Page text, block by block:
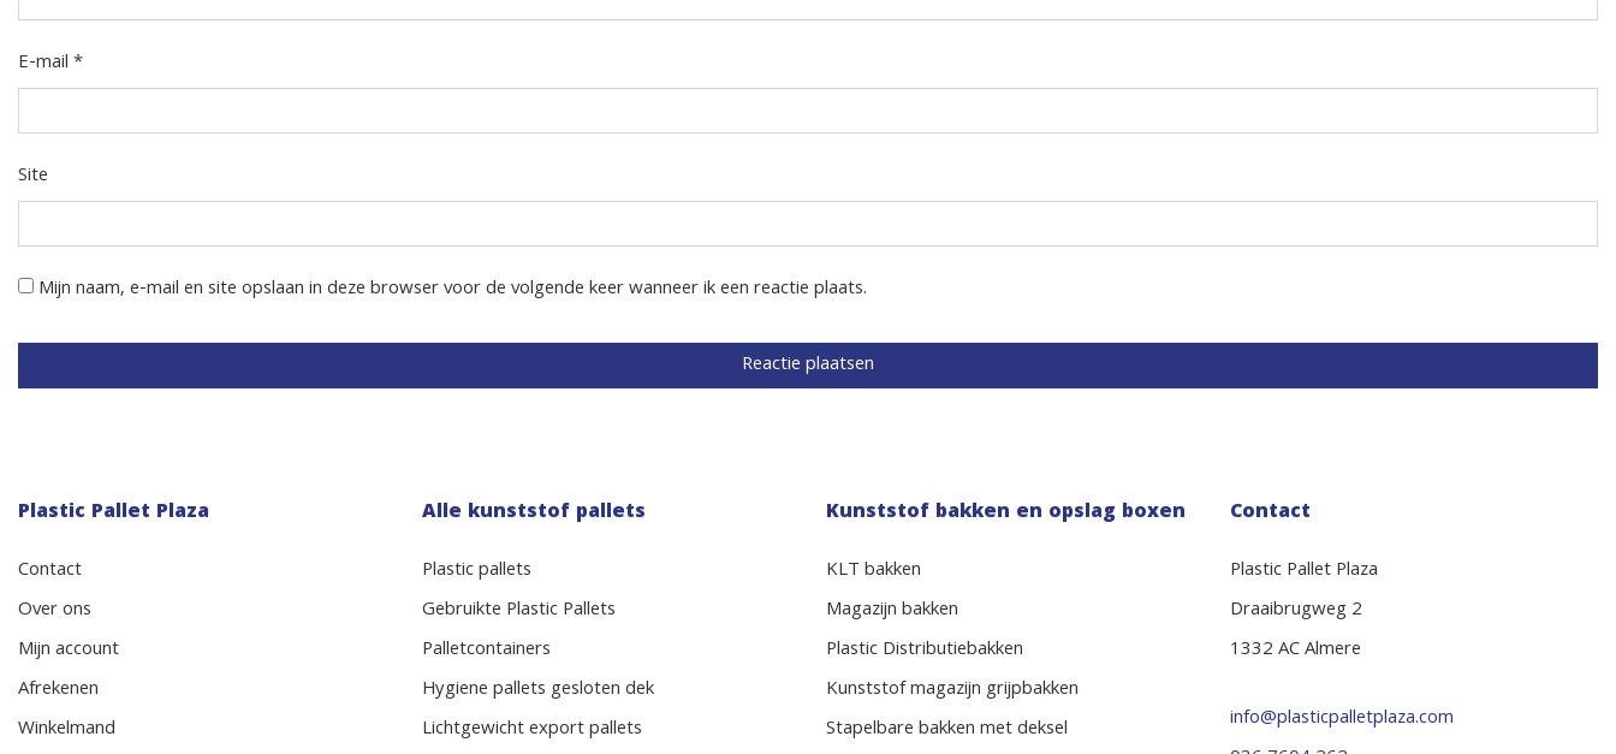
E-mail*
Site
Mijn naam, e-mail en site opslaan in deze browser voor de volgende keer wanneer ik een reactie plaats.
Plastic Pallet Plaza
Contact
Over ons
Mijn account
Afrekenen
Winkelmand
Alle kunststof pallets
Plastic pallets
Gebruikte Plastic Pallets
Palletcontainers
Hygiene pallets gesloten dek
Lichtgewicht export pallets
Kunststof bakken en opslag boxen
KLT bakken
Magazijn bakken
Plastic Distributiebakken
Kunststof magazijn grijpbakken
Stapelbare bakken met deksel
Contact
Plastic Pallet Plaza
Draaibrugweg 2
1332 AC Almere
info@plasticpalletplaza.com